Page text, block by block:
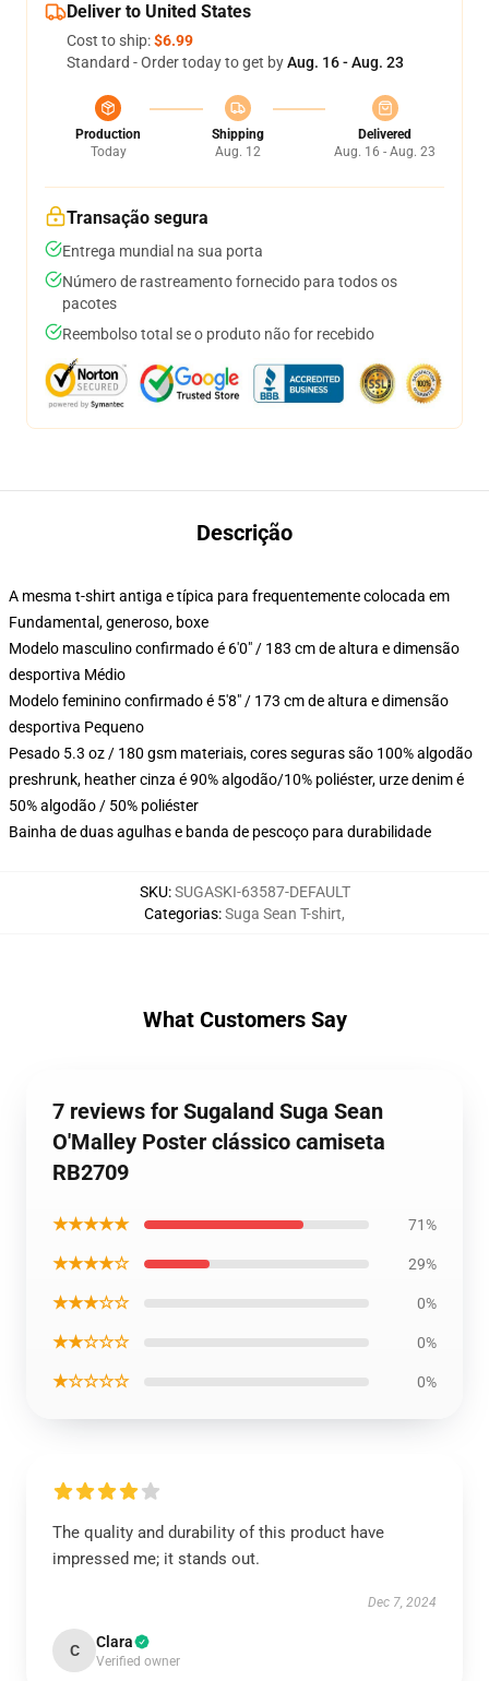
Deliver to United States
Cost to ship:$6.99
Standard - Order today to get byAug. 16 - Aug. 23
Production
Today
Shipping
Aug. 12
Delivered
Aug. 16 - Aug. 23
Transação segura
Entrega mundial na sua porta
Número de rastreamento fornecido para todos os
pacotes
Reembolso total se o produto não for recebido
Descrição
A mesma t-shirt antiga e típica para frequentemente colocada em
Fundamental, generoso, boxe
Modelo masculino confirmado é 6'0" / 183 cm de altura e dimensão
desportiva Médio
Modelo feminino confirmado é 5'8" / 173 cm de altura e dimensão
desportiva Pequeno
Pesado 5.3 oz / 180 gsm materiais, cores seguras são 100% algodão
preshrunk, heather cinza é 90% algodão/10% poliéster, urze denim é
50% algodão / 50% poliéster
Bainha de duas agulhas e banda de pescoço para durabilidade
SKU:SUGASKI-63587-DEFAULT
Categorias:Suga Sean T-shirt,
What Customers Say
7 reviews for Sugaland Suga Sean
O'Malley Poster clássico camiseta
RB2709
★★★★★ 71%
★★★★☆ 29%
★★★☆☆ 0%
★★☆☆☆ 0%
★☆☆☆☆ 0%
The quality and durability of this product have
impressed me; it stands out.
Dec 7, 2024
C Clara
Verified owner